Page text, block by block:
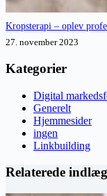
Kropsterapi – oplev
27. november 2023
Kategorier
Digital
Generelt
Hjemmesider
ingen
Linkbuilding
Relaterede indlæg